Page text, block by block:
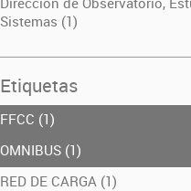
Sistemas (1)
Etiquetas
FFCC (1)
OMNIBUS (1)
RED DE CARGA (1)